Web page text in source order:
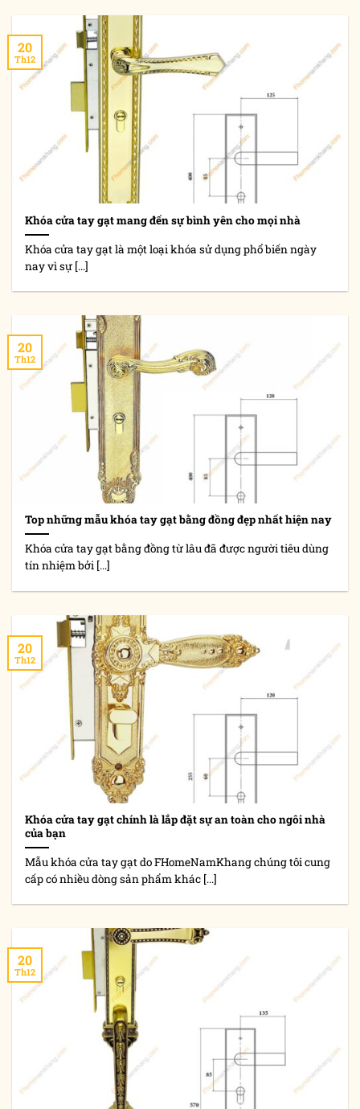
Khóa cửa tay gạt mang đến sự bình yên cho mọi nhà
Khóa cửa tay gạt là một loại khóa sử dụng phổ biến ngày
nay vì sự [...]
20
Th12
Top những mẫu khóa tay gạt bằng đồng đẹp nhất hiện nay
Khóa cửa tay gạt bằng đồng từ lâu đã được người tiêu dùng
tín nhiệm bởi [...]
20
Th12
Khóa cửa tay gạt chính là lắp đặt sự an toàn cho ngôi nhà
của bạn
Mẫu khóa cửa tay gạt do FHomeNamKhang chúng tôi cung
cấp có nhiều dòng sản phẩm khác [...]
20
Th12
20
Th12